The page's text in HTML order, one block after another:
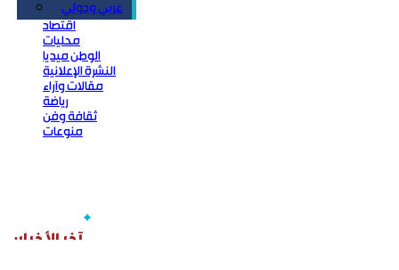
عربي ودولي
اقتصاد
محليات
الوطن ميديا
النشرة الإعلانية
مقالات وآراء
رياضة
ثقافة وفن
منوعات